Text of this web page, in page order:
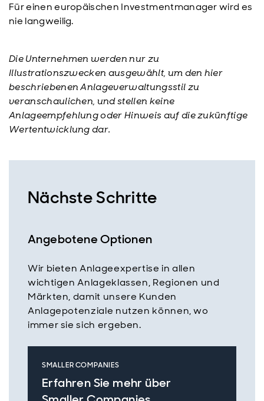
Für einen europäischen Investmentmanager wird es
nie langweilig.
Die Unternehmen werden nur zu
Illustrationszwecken ausgewählt, um den hier
beschriebenen Anlageverwaltungsstil zu
veranschaulichen, und stellen keine
Anlageempfehlung oder Hinweis auf die zukünftige
Wertentwicklung dar.
Nächste Schritte
Angebotene Optionen
Wir bieten Anlageexpertise in allen
wichtigen Anlageklassen, Regionen und
Märkten, damit unsere Kunden
Anlagepotenziale nutzen können, wo
immer sie sich ergeben.
SMALLER COMPANIES
Erfahren Sie mehr über